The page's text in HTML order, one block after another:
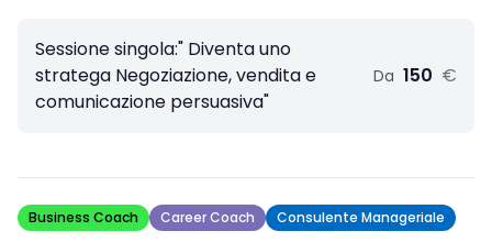
Sessione singola:" Diventa uno
stratega Negoziazione, vendita e
comunicazione persuasiva"
Da 150 €
Business Coach Career Coach Consulente Manageriale